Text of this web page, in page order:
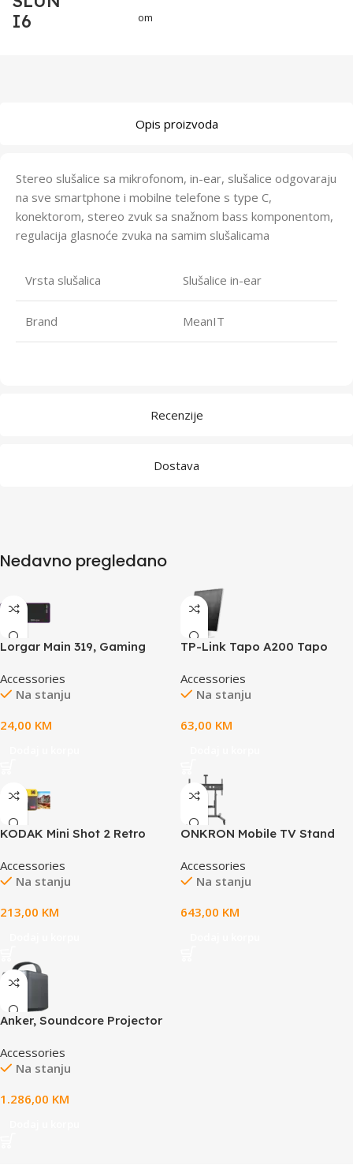
I6
om
Opis proizvoda
Recenzije
Dostava
Stereo slušalice sa mikrofonom, in-ear, slušalice odgovaraju
na sve smartphone i mobilne telefone s type C,
konektorom, stereo zvuk sa snažnom bass komponentom,
regulacija glasnoće zvuka na samim slušalicama
Vrsta slušalica Slušalice in-ear
Brand MeanIT
Nedavno pregledano
Lorgar Main 319, Gaming
surface, Purple anti-slip
rubber base, size: 900mm x
Accessories
Na stanju
24,00 KM
TP-Link Tapo A200 Tapo
Stop Power, Works with
Tapo battery-powered
C420, and Tapo C400), 4m
Weatherproof (IP65)
Accessories
Na stanju
63,00 KM
KODAK Mini Shot 2 Retro
Camera and Photo Printer
Accessories
Na stanju
213,00 KM
ONKRON Mobile TV Stand
Inch Screens up to 120 kg,
black
Accessories
Na stanju
643,00 KM
Anker, Soundcore Projector
Accessories
Na stanju
1.286,00 KM